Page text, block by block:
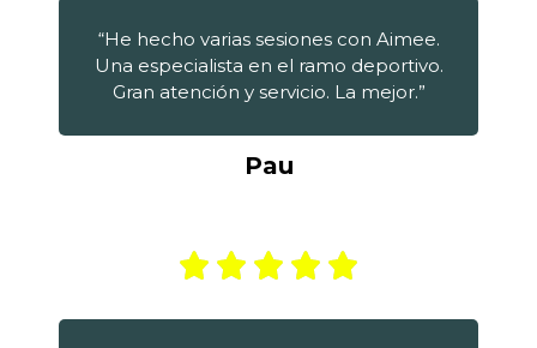
“He hecho varias sesiones con Aimee.
Una especialista en el ramo deportivo.
Gran atención y servicio. La mejor.”
Pau